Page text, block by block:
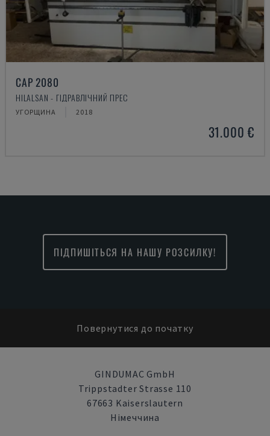
CAP 2080
HILALSAN - ГІДРАВЛІЧНИЙ ПРЕС
УГОРЩИНА 2018
31.000 €
ПІДПИШІТЬСЯ НА НАШУ РОЗСИЛКУ!
Повернутися до початку
GINDUMAC GmbH
Trippstadter Strasse 110
67663 Kaiserslautern
Німеччина